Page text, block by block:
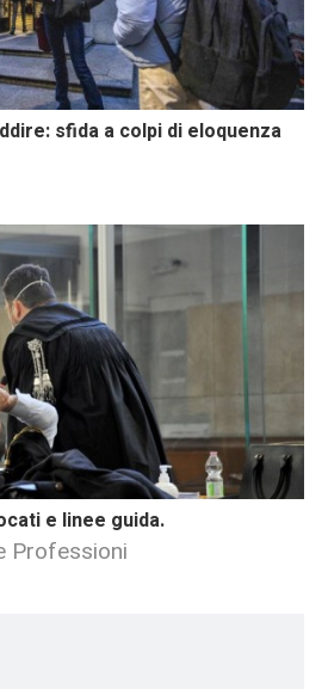
sfida a colpi di eloquenza
e linee guida.
Professioni